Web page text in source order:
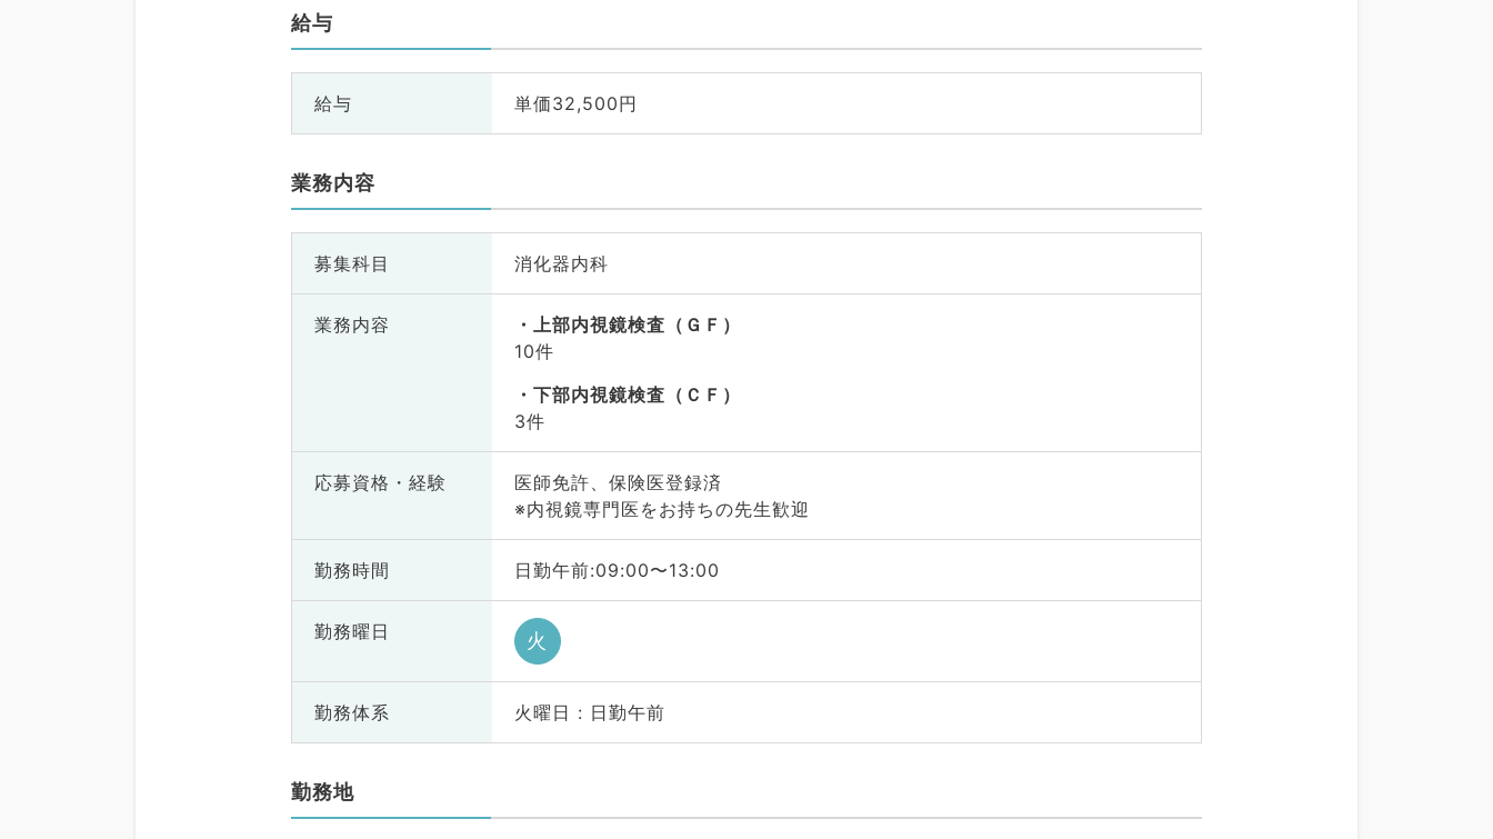
給与
給与 単価32,500円
業務内容
募集科目 消化器内科
業務内容
上部内視鏡検査（ＧＦ）
10件
下部内視鏡検査（ＣＦ）
3件
応募資格・ 経験
医師免許、保険医登録済
※内視鏡専門医をお持ちの先生歓迎
勤務時間 日勤午前:09:00〜13:00
勤務曜日 火
勤務体系 火曜日 : 日勤午前
勤務地